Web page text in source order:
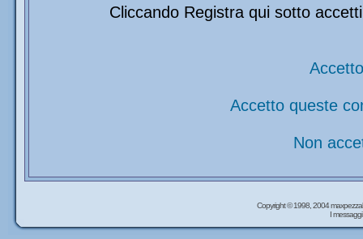
Cliccando Registra qui sotto
Accetto queste
Non
Copyright © 1998, 2004
I